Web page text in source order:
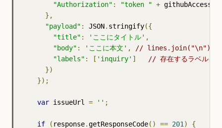
"Authorization" : "token " +
},
"payload" : JSON. stringify({
"title" : 'ここにタイトル' ,
"body" : 'ここに本文' ,
// lines.join("\n"),
"labels" : [ 'inquiry' ]
// 存在するラベルを
})
});
var issueUrl = '' ;
if ( response.getResponseCode() == 201 )
{